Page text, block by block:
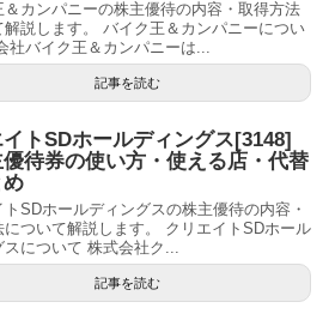
＆カンパニーの株主優待の内容・取得方法
解説します。 バイク王＆カンパニーについ
社バイク王＆カンパニーは...
記事を読む
トSDホールディングス[3148]
待券の使い方・使える店・代替
トSDホールディングスの株主優待の内容・
について解説します。 クリエイトSDホール
について 株式会社ク...
記事を読む